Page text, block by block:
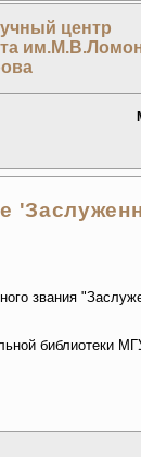
центр
звания
библиотеки